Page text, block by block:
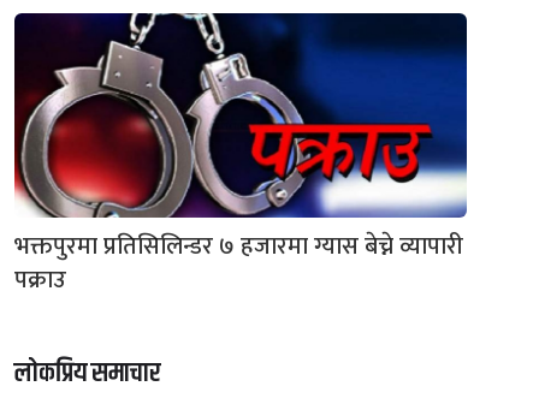
भक्तपुरमा प्रतिसिलिन्डर ७ हजारमा ग्यास बेच्ने व्यापारी
पक्राउ
लोकप्रिय समाचार